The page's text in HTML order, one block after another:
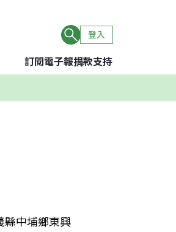
登入
訂閱電子報捐款支持
縣中埔鄉東興